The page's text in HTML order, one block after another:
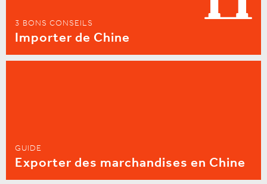
3 BONS CONSEILS
Importer de Chine
GUIDE
Exporter des marchandises en Chine